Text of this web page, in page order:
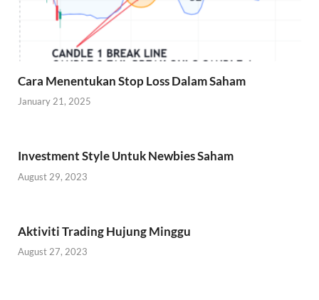
Cara Menentukan Stop Loss Dalam Saham
January 21, 2025
Investment Style Untuk Newbies Saham
August 29, 2023
Aktiviti Trading Hujung Minggu
August 27, 2023